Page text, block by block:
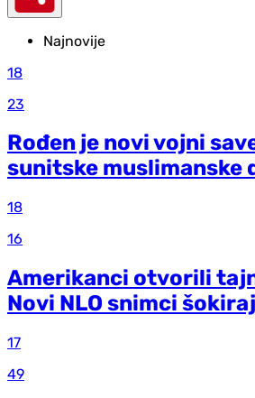
Najnovije
18
23
Rođen je novi vojni
sunitske muslimanske
18
16
Amerikanci otvorili
Novi NLO snimci
17
49